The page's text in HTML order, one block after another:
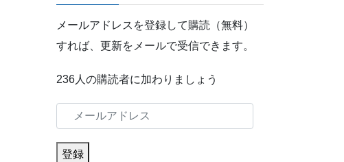
メールアドレスを登録して購読（無料）
すれば、更新をメールで受信できます。
236人の購読者に加わりましょう
ー
ル
登録